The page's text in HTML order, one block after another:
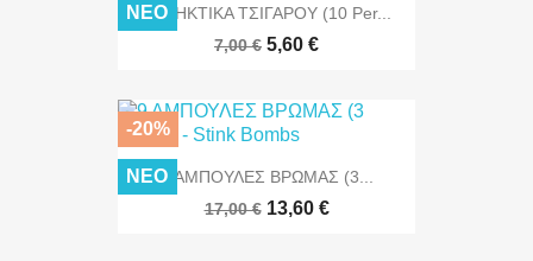
ΕΚΡΗΚΤΙΚΑ ΤΣΙΓΑΡΟΥ (10 Per...
7,00 € 5,60 €
ΝΈΟ
9 ΑΜΠΟΥΛΕΣ ΒΡΩΜΑΣ (3...
17,00 € 13,60 €
-20%
ΝΈΟ